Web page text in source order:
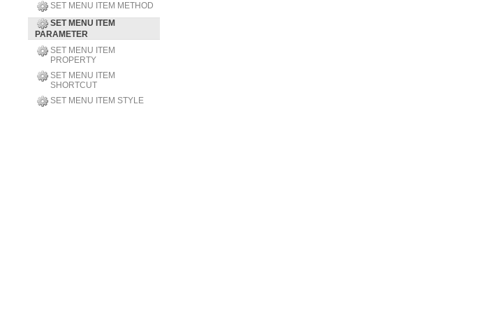
SET MENU ITEM METHOD
SET MENU ITEM
PARAMETER
SET MENU ITEM
PROPERTY
SET MENU ITEM
SHORTCUT
SET MENU ITEM STYLE